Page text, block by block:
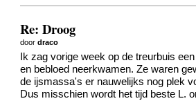
Re: Droog
doordraco
Ik zag vorige week op de treurbuis
en bebloed neerkwamen. Ze waren
de ijsmassa's er nauwelijks nog plek
Dus misschien wordt het tijd beste L.